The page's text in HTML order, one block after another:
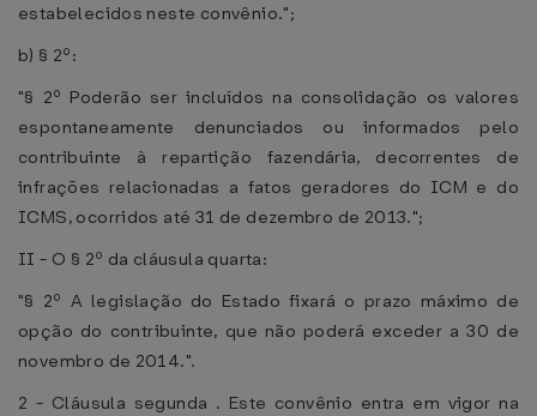
estabelecidos neste convênio.";
b) § 2º:
"§ 2º Poderão ser incluídos na consolidação os valores
espontaneamente denunciados ou informados pelo
contribuinte à repartição fazendária, decorrentes de
infrações relacionadas a fatos geradores do ICM e do
ICMS, ocorridos até 31 de dezembro de 2013.";
II - O § 2º da cláusula quarta:
"§ 2º A legislação do Estado fixará o prazo máximo de
opção do contribuinte, que não poderá exceder a 30 de
novembro de 2014.".
2 - Cláusula segunda . Este convênio entra em vigor na